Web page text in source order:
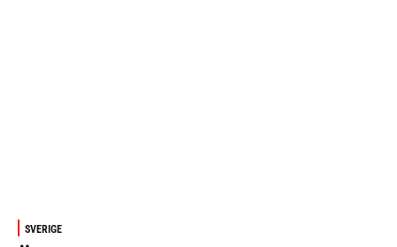
SVERIGE